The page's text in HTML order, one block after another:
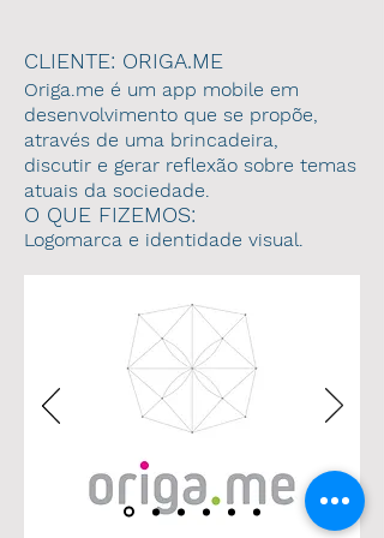
CLIENTE: ORIGA.ME
Origa.me é um app mobile em
desenvolvimento que se propõe,
através de uma brincadeira,
discutir e gerar reflexão sobre temas
atuais da sociedade.
O QUE FIZEMOS:
Logomarca e identidade visual.